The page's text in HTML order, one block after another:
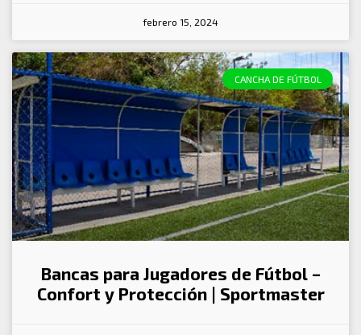
febrero 15, 2024
CANCHA DE FÚTBOL
Bancas para Jugadores de Fútbol –
Confort y Protección | Sportmaster